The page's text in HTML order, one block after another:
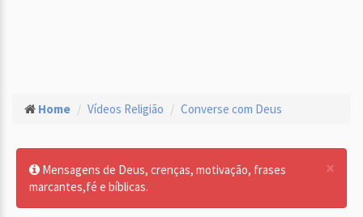
Home Vídeos Religião Converse com Deus
×
Mensagens de Deus, crenças, motivação, frases
marcantes,fé e bíblicas.